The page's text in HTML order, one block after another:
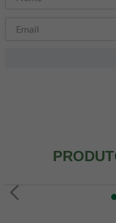
8º snack proteico mundo
9 psyllium